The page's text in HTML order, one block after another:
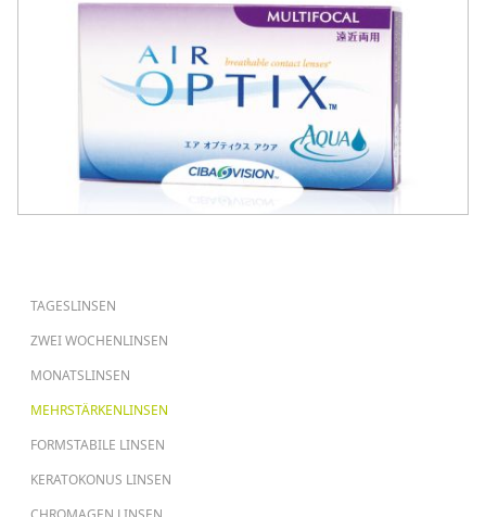
HAUPTNAVIGATION
TAGESLINSEN
ZWEI WOCHENLINSEN
MONATSLINSEN
MEHRSTÄRKENLINSEN
FORMSTABILE LINSEN
KERATOKONUS LINSEN